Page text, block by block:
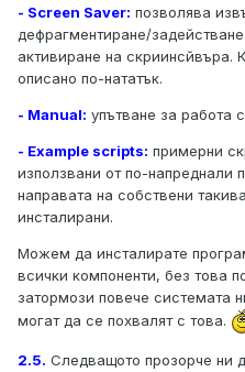
- Screen Saver: позволява
дефрагментиране/
активиране на скриинсйвъра.
описано по-нататък.
- Manual: упътване за работа
- Example scripts: примерни
използвани от по-напреднали
направата на собствени
инсталирани.
Можем да инсталирате
всички компоненти, без това
затормози повече системата
могат да се похвалят с това.
2.5. Следващото прозорче ни